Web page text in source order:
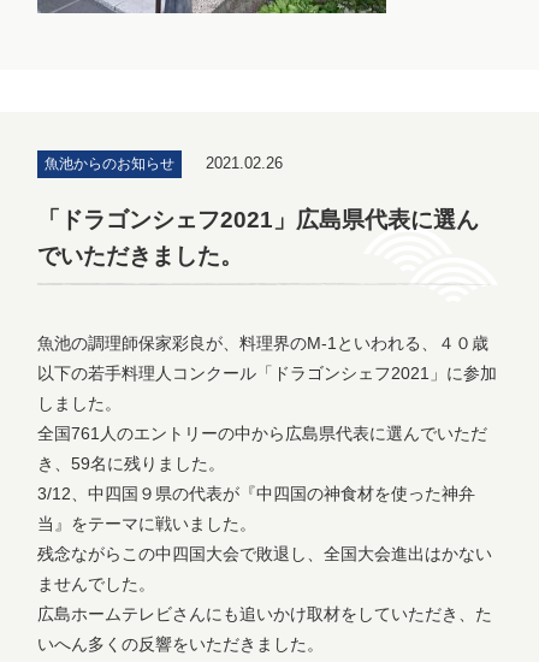
魚池からのお知らせ 2021.02.26
「ドラゴンシェフ2021」広島県代表に選ん
でいただきました。
魚池の調理師保家彩良が、料理界のM-1といわれる、４０歳
以下の若手料理人コンクール「ドラゴンシェフ2021」に参加
しました。
全国761人のエントリーの中から広島県代表に選んでいただ
き、59名に残りました。
3/12、中四国９県の代表が『中四国の神食材を使った神弁
当』をテーマに戦いました。
残念ながらこの中四国大会で敗退し、全国大会進出はかない
ませんでした。
広島ホームテレビさんにも追いかけ取材をしていただき、た
いへん多くの反響をいただきました。